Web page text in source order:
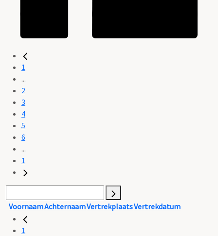
1
...
2
3
4
5
6
...
1
VoornaamAchternaamVertrekplaatsVertrekdatum
1